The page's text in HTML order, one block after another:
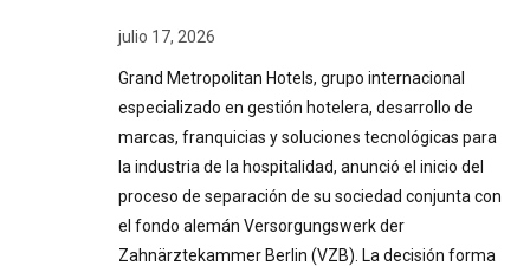
julio 17, 2026
Grand Metropolitan Hotels, grupo internacional
especializado en gestión hotelera, desarrollo de
marcas, franquicias y soluciones tecnológicas para
la industria de la hospitalidad, anunció el inicio del
proceso de separación de su sociedad conjunta con
el fondo alemán Versorgungswerk der
Zahnärztekammer Berlin (VZB). La decisión forma